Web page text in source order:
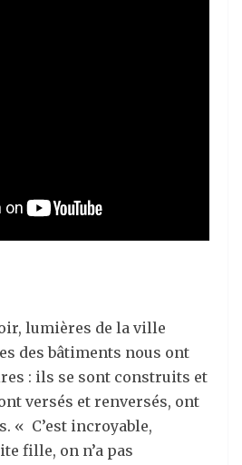
lumières de la ville
des bâtiments nous ont
: ils se sont construits et
versés et renversés, ont
« C’est incroyable,
fille, on n’a pas